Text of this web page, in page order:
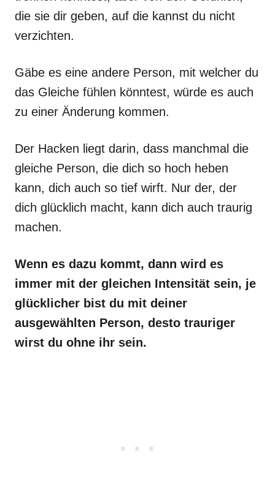
die sie dir geben, auf die kannst du nicht
verzichten.
Gäbe es eine andere Person, mit welcher du
das Gleiche fühlen könntest, würde es auch
zu einer Änderung kommen.
Der Hacken liegt darin, dass manchmal die
gleiche Person, die dich so hoch heben
kann, dich auch so tief wirft. Nur der, der
dich glücklich macht, kann dich auch traurig
machen.
Wenn es dazu kommt, dann wird es
immer mit der gleichen Intensität sein, je
glücklicher bist du mit deiner
ausgewählten Person, desto trauriger
wirst du ohne ihr sein.